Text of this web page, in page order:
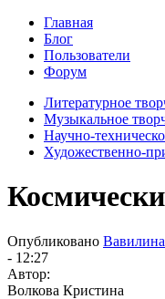
Главная
Блог
Пользователи
Форум
Литературное
Музыкальное
Научно-
Художественно-
Опубликовано
- 12:27
Автор:
Волкова Кристина